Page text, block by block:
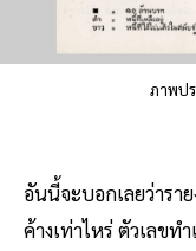
ภาพป
อันนี้จะบอกเลยว่ารา
ค้างเท่าไหร่ ตัวเลขท